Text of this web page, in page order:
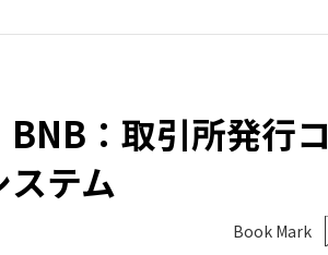
：取引所発行コ
テム
Book Mark